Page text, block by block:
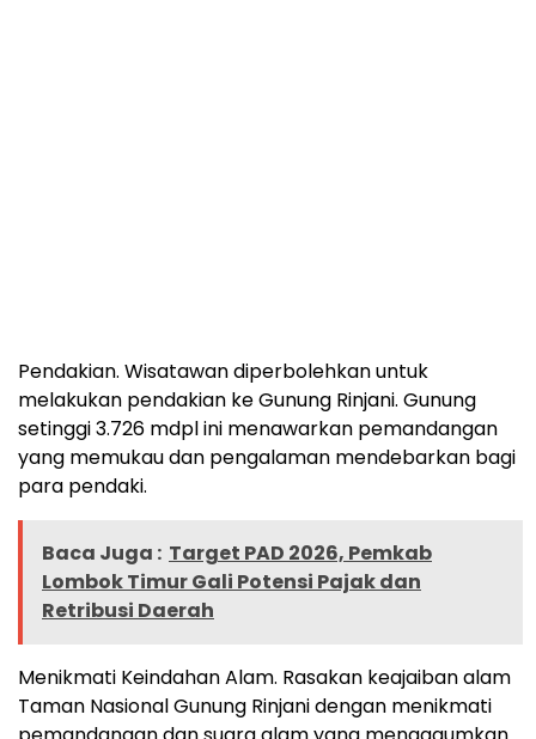
Pendakian. Wisatawan diperbolehkan untuk
melakukan pendakian ke Gunung Rinjani. Gunung
setinggi 3.726 mdpl ini menawarkan pemandangan
yang memukau dan pengalaman mendebarkan bagi
para pendaki.
Baca Juga : Target PAD 2026, Pemkab
Lombok Timur Gali Potensi Pajak dan
Retribusi Daerah
Menikmati Keindahan Alam. Rasakan keajaiban alam
Taman Nasional Gunung Rinjani dengan menikmati